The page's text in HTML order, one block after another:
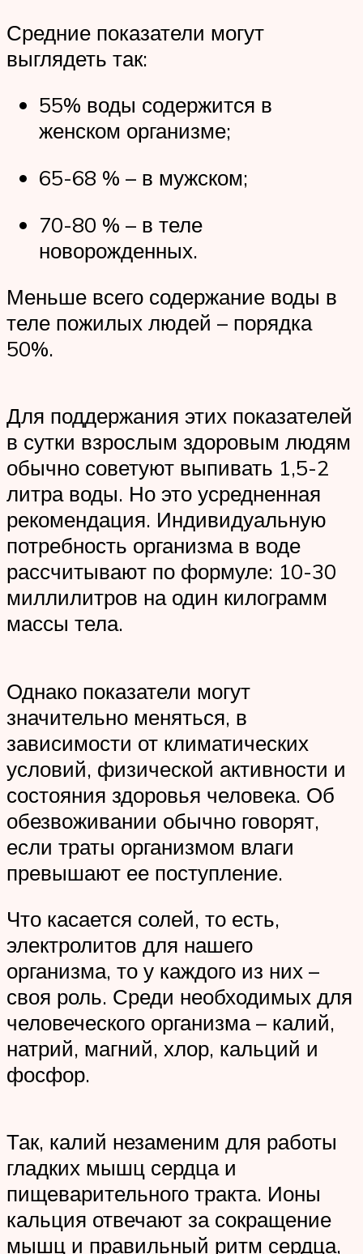
Средние показатели могут
выглядеть так:
55% воды содержится в
женском организме;
65-68 % – в мужском;
70-80 % – в теле
новорожденных.
Меньше всего содержание воды в
теле пожилых людей – порядка
50%.
Для поддержания этих показателей
в сутки взрослым здоровым людям
обычно советуют выпивать 1,5-2
литра воды. Но это усредненная
рекомендация. Индивидуальную
потребность организма в воде
рассчитывают по формуле: 10-30
миллилитров на один килограмм
массы тела.
Однако показатели могут
значительно меняться, в
зависимости от климатических
условий, физической активности и
состояния здоровья человека. Об
обезвоживании обычно говорят,
если траты организмом влаги
превышают ее поступление.
Что касается солей, то есть,
электролитов для нашего
организма, то у каждого из них –
своя роль. Среди необходимых для
человеческого организма – калий,
натрий, магний, хлор, кальций и
фосфор.
Так, калий незаменим для работы
гладких мышц сердца и
пищеварительного тракта. Ионы
кальция отвечают за сокращение
мышц и правильный ритм сердца,